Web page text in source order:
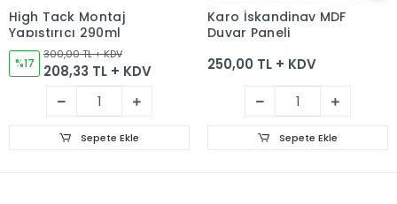
High Tack Montaj
Yapıştırıcı 290ml
%17
300,00 TL + KDV
208,33 TL + KDV
Sepete Ekle
Karo İskandinav MDF
Duvar Paneli
250,00 TL + KDV
Sepete Ekle